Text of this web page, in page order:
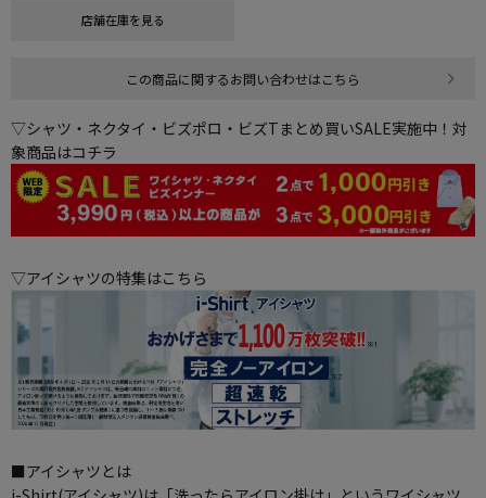
店舗在庫を見る
この商品に関するお問い合わせはこちら
▽シャツ・ネクタイ・ビズポロ・ビズTまとめ買いSALE実施中！対
象商品はコチラ
▽アイシャツの特集はこちら
■アイシャツとは